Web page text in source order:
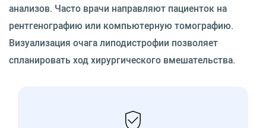
анализов. Часто врачи направляют пациенток на
рентгенографию или компьютерную томографию.
Визуализация очага липодистрофии позволяет
спланировать ход хирургического вмешательства.